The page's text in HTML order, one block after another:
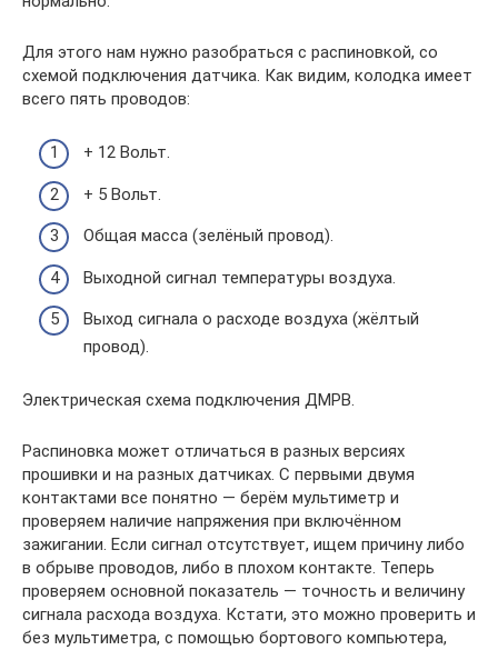
Для этого нам нужно разобраться с распиновкой, со
схемой подключения датчика. Как видим, колодка имеет
всего пять проводов:
+ 12 Вольт.
+ 5 Вольт.
Общая масса (зелёный провод).
Выходной сигнал температуры воздуха.
Выход сигнала о расходе воздуха (жёлтый
провод).
Электрическая схема подключения ДМРВ.
Распиновка может отличаться в разных версиях
прошивки и на разных датчиках. С первыми двумя
контактами все понятно — берём мультиметр и
проверяем наличие напряжения при включённом
зажигании. Если сигнал отсутствует, ищем причину либо
в обрыве проводов, либо в плохом контакте. Теперь
проверяем основной показатель — точность и величину
сигнала расхода воздуха. Кстати, это можно проверить и
без мультиметра, с помощью бортового компьютера,